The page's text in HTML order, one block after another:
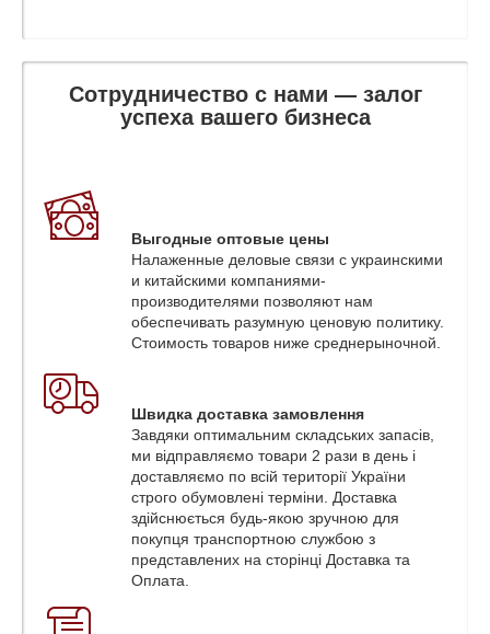
Сотрудничество с нами — залог
успеха вашего бизнеса
Выгодные оптовые цены
Налаженные деловые связи с украинскими
и китайскими компаниями-
производителями позволяют нам
обеспечивать разумную ценовую политику.
Стоимость товаров ниже среднерыночной.
Швидка доставка замовлення
Завдяки оптимальним складських запасів,
ми відправляємо товари 2 рази в день і
доставляємо по всій території України
строго обумовлені терміни. Доставка
здійснюється будь-якою зручною для
покупця транспортною службою з
представлених на сторінці Доставка та
Оплата.